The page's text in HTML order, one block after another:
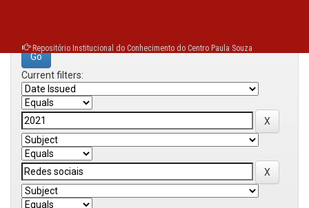
Repositório Institucional do Conhecimento do Centro Paula Souza
Current filters: